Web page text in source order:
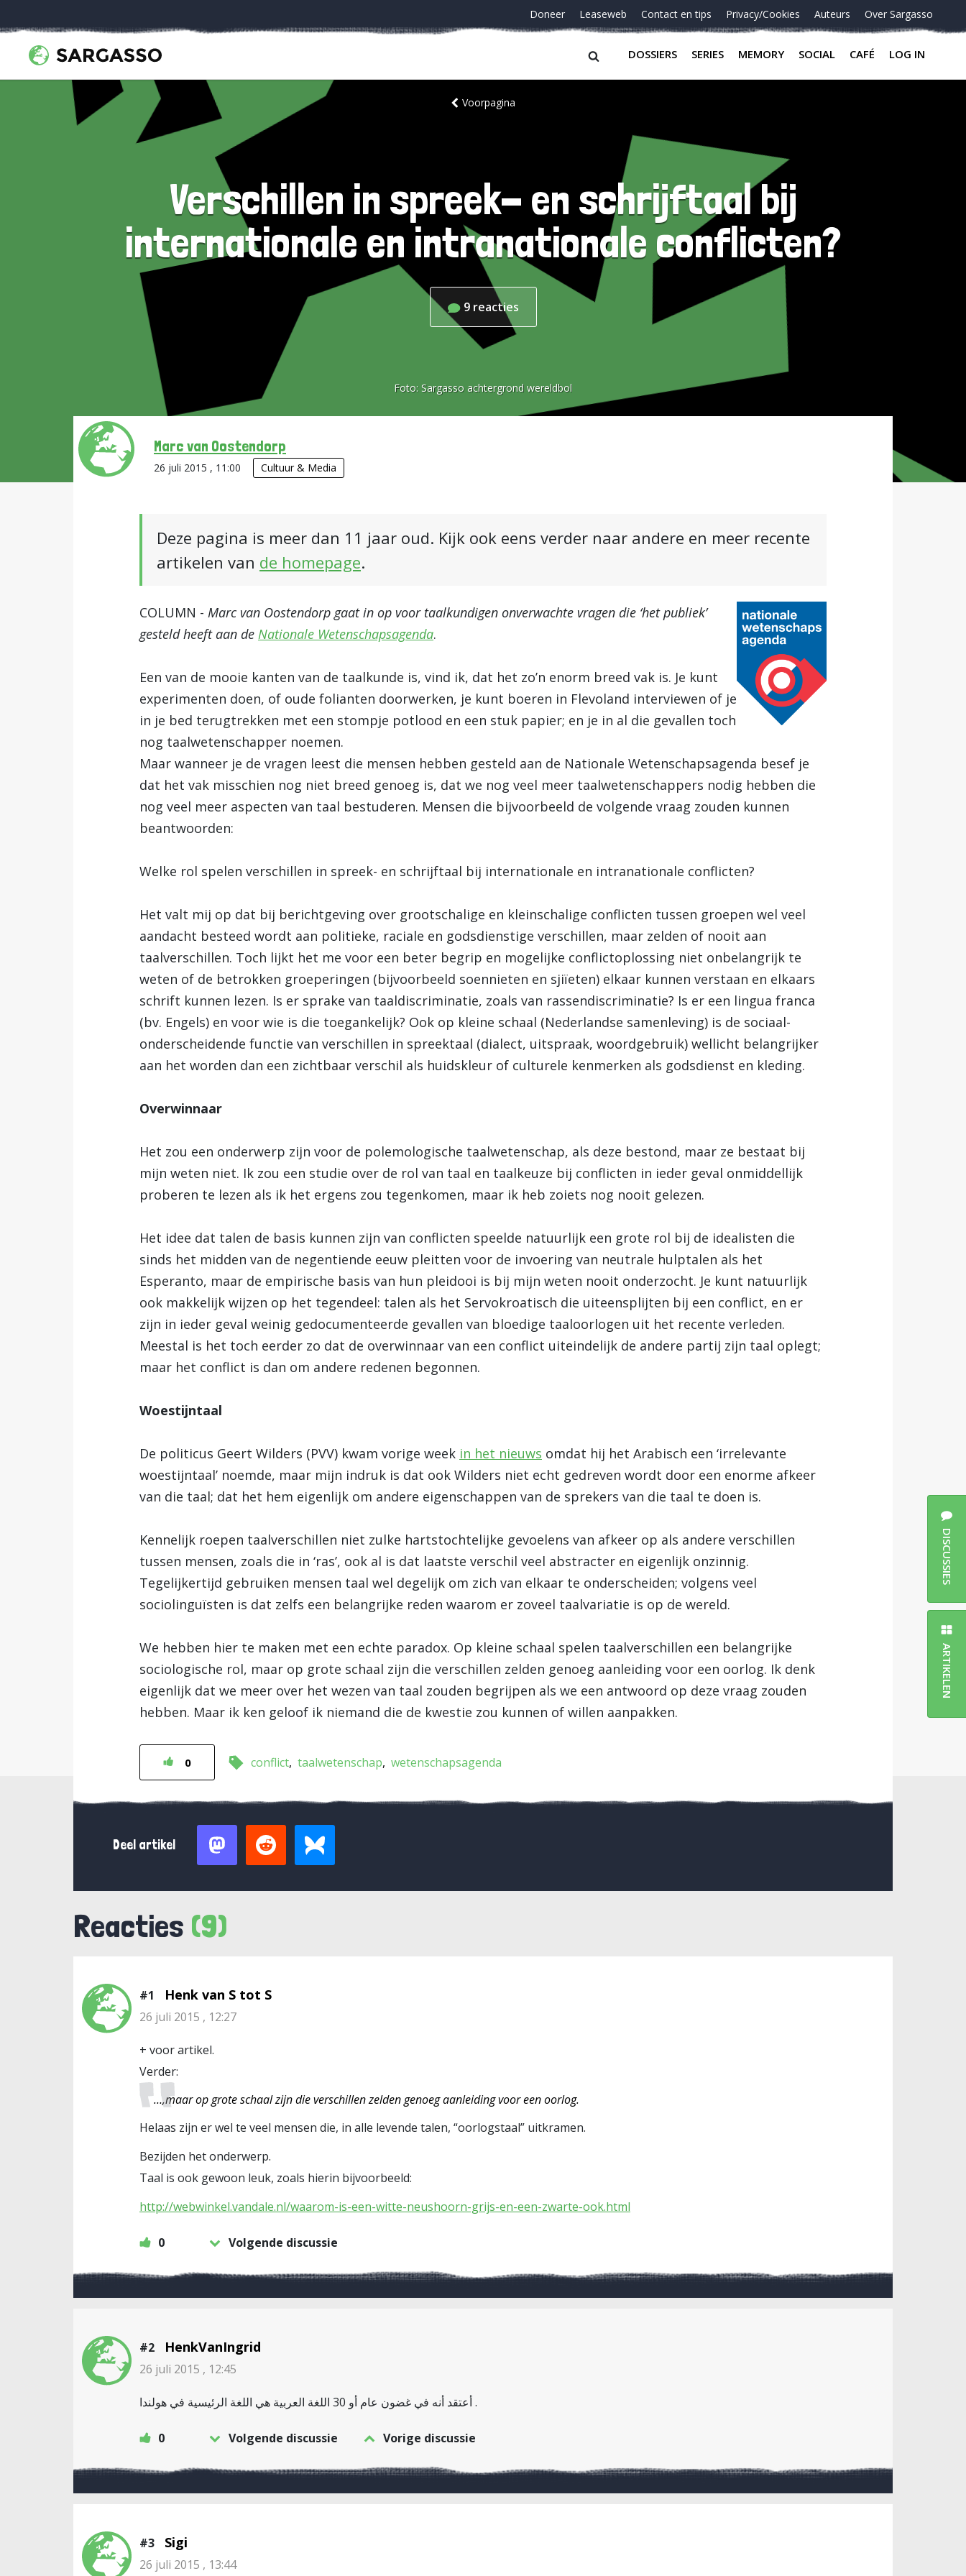
Doneer Leaseweb Contact en tips Privacy/Cookies Auteurs Over Sargasso
DOSSIERS SERIES MEMORY SOCIAL CAFÉ LOG IN
Voorpagina
Verschillen in spreek- en schrijftaal bij
internationale en intranationale conflicten?
9 reacties
Foto: Sargasso achtergrond wereldbol
Marc van Oostendorp
26 juli 2015 , 11:00 Cultuur & Media
Deze pagina is meer dan 11 jaar oud. Kijk ook eens verder naar andere en meer recente
artikelen van de homepage.
COLUMN - Marc van Oostendorp gaat in op voor taalkundigen onverwachte vragen die ‘het publiek’
gesteld heeft aan de Nationale Wetenschapsagenda.
Een van de mooie kanten van de taalkunde is, vind ik, dat het zo’n enorm breed vak is. Je kunt
experimenten doen, of oude folianten doorwerken, je kunt boeren in Flevoland interviewen of je
in je bed terugtrekken met een stompje potlood en een stuk papier; en je in al die gevallen toch
nog taalwetenschapper noemen.
Maar wanneer je de vragen leest die mensen hebben gesteld aan de Nationale Wetenschapsagenda besef je
dat het vak misschien nog niet breed genoeg is, dat we nog veel meer taalwetenschappers nodig hebben die
nog veel meer aspecten van taal bestuderen. Mensen die bijvoorbeeld de volgende vraag zouden kunnen
beantwoorden:
Welke rol spelen verschillen in spreek- en schrijftaal bij internationale en intranationale conflicten?
Het valt mij op dat bij berichtgeving over grootschalige en kleinschalige conflicten tussen groepen wel veel
aandacht besteed wordt aan politieke, raciale en godsdienstige verschillen, maar zelden of nooit aan
taalverschillen. Toch lijkt het me voor een beter begrip en mogelijke conflictoplossing niet onbelangrijk te
weten of de betrokken groeperingen (bijvoorbeeld soennieten en sjiïeten) elkaar kunnen verstaan en elkaars
schrift kunnen lezen. Is er sprake van taaldiscriminatie, zoals van rassendiscriminatie? Is er een lingua franca
(bv. Engels) en voor wie is die toegankelijk? Ook op kleine schaal (Nederlandse samenleving) is de sociaal-
onderscheidende functie van verschillen in spreektaal (dialect, uitspraak, woordgebruik) wellicht belangrijker
aan het worden dan een zichtbaar verschil als huidskleur of culturele kenmerken als godsdienst en kleding.
Overwinnaar
Het zou een onderwerp zijn voor de polemologische taalwetenschap, als deze bestond, maar ze bestaat bij
mijn weten niet. Ik zou een studie over de rol van taal en taalkeuze bij conflicten in ieder geval onmiddellijk
proberen te lezen als ik het ergens zou tegenkomen, maar ik heb zoiets nog nooit gelezen.
Het idee dat talen de basis kunnen zijn van conflicten speelde natuurlijk een grote rol bij de idealisten die
sinds het midden van de negentiende eeuw pleitten voor de invoering van neutrale hulptalen als het
Esperanto, maar de empirische basis van hun pleidooi is bij mijn weten nooit onderzocht. Je kunt natuurlijk
ook makkelijk wijzen op het tegendeel: talen als het Servokroatisch die uiteensplijten bij een conflict, en er
zijn in ieder geval weinig gedocumenteerde gevallen van bloedige taaloorlogen uit het recente verleden.
Meestal is het toch eerder zo dat de overwinnaar van een conflict uiteindelijk de andere partij zijn taal oplegt;
maar het conflict is dan om andere redenen begonnen.
Woestijntaal
De politicus Geert Wilders (PVV) kwam vorige week in het nieuws omdat hij het Arabisch een ‘irrelevante
woestijntaal’ noemde, maar mijn indruk is dat ook Wilders niet echt gedreven wordt door een enorme afkeer
van die taal; dat het hem eigenlijk om andere eigenschappen van de sprekers van die taal te doen is.
Kennelijk roepen taalverschillen niet zulke hartstochtelijke gevoelens van afkeer op als andere verschillen
tussen mensen, zoals die in ‘ras’, ook al is dat laatste verschil veel abstracter en eigenlijk onzinnig.
Tegelijkertijd gebruiken mensen taal wel degelijk om zich van elkaar te onderscheiden; volgens veel
sociolinguïsten is dat zelfs een belangrijke reden waarom er zoveel taalvariatie is op de wereld.
We hebben hier te maken met een echte paradox. Op kleine schaal spelen taalverschillen een belangrijke
sociologische rol, maar op grote schaal zijn die verschillen zelden genoeg aanleiding voor een oorlog. Ik denk
eigenlijk dat we meer over het wezen van taal zouden begrijpen als we een antwoord op deze vraag zouden
hebben. Maar ik ken geloof ik niemand die de kwestie zou kunnen of willen aanpakken.
0 conflict taalwetenschap wetenschapsagenda
Deel artikel
Reacties (9)
#1 Henk van S tot S
26 juli 2015 , 12:27
+ voor artikel.
Verder:
…,maar op grote schaal zijn die verschillen zelden genoeg aanleiding voor een oorlog.
Helaas zijn er wel te veel mensen die, in alle levende talen, “oorlogstaal” uitkramen.
Bezijden het onderwerp.
Taal is ook gewoon leuk, zoals hierin bijvoorbeeld:
http://webwinkel.vandale.nl/waarom-is-een-witte-neushoorn-grijs-en-een-zwarte-ook.html
0 Volgende discussie
#2 HenkVanIngrid
26 juli 2015 , 12:45
أعتقد أنه في غضون عام أو 30 اللغة العربية هي اللغة الرئيسية في هولندا .
0 Volgende discussie Vorige discussie
#3 Sigi
26 juli 2015 , 13:44
DISCUSSIES
ARTIKELEN